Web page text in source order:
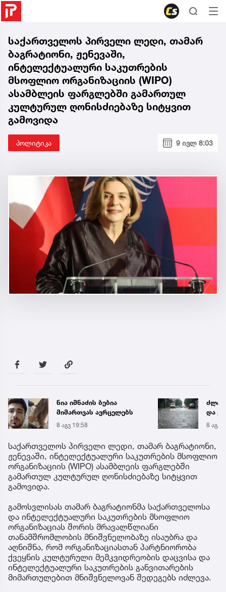
საქართველოს პირველი ლედი, თამარ
ბაგრატიონი, ჟენევაში,
ინტელექტუალური საკუთრების
მსოფლიო ორგანიზაციის (WIPO)
ასამბლეის ფარგლებში გამართულ
კულტურულ ღონისძიებაზე სიტყვით
გამოვიდა
პოლიტიკა 9 ივლ 8:03
ნია იმნაძის ბებია
მიმართვას ავრცელებს
8 აგვ 19:58
და
8 აგვ
საქართველოს პირველი ლედი, თამარ ბაგრატიონი,
ჟენევაში, ინტელექტუალური საკუთრების მსოფლიო
ორგანიზაციის (WIPO) ასამბლეის ფარგლებში
გამართულ კულტურულ ღონისძიებაზე სიტყვით
გამოვიდა.
გამოსვლისას თამარ ბაგრატიონმა საქართველოსა
და ინტელექტუალური საკუთრების მსოფლიო
ორგანიზაციას შორის მრავალწლიანი
თანამშრომლობის მნიშვნელობაზე ისაუბრა და
აღნიშნა, რომ ორგანიზაციასთან პარტნიორობა
ქვეყნის კულტურული მემკვიდრეობის დაცვისა და
ინტელექტუალური საკუთრების განვითარების
მიმართულებით მნიშვნელოვან შედეგებს იძლევა.